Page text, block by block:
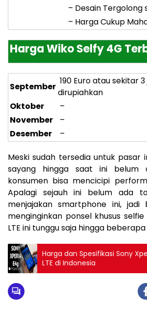
– Desain Tergolong
– Harga Cukup
Harga Wiko Selfy 4G
September
190 Euro atau sekitar
dirupiahkan
Oktober
–
November
–
Desember
–
Meski sudah tersedia untuk pasar
sayang hingga saat ini belum
konsumen bisa mencicipi
Apalagi sejauh ini belum ada
menjajakan smartphone ini, jadi
menginginkan ponsel khusus
LTE ini tunggu saja hingga
Harga dan Spesifikasi Sony
LTE di Indonesia